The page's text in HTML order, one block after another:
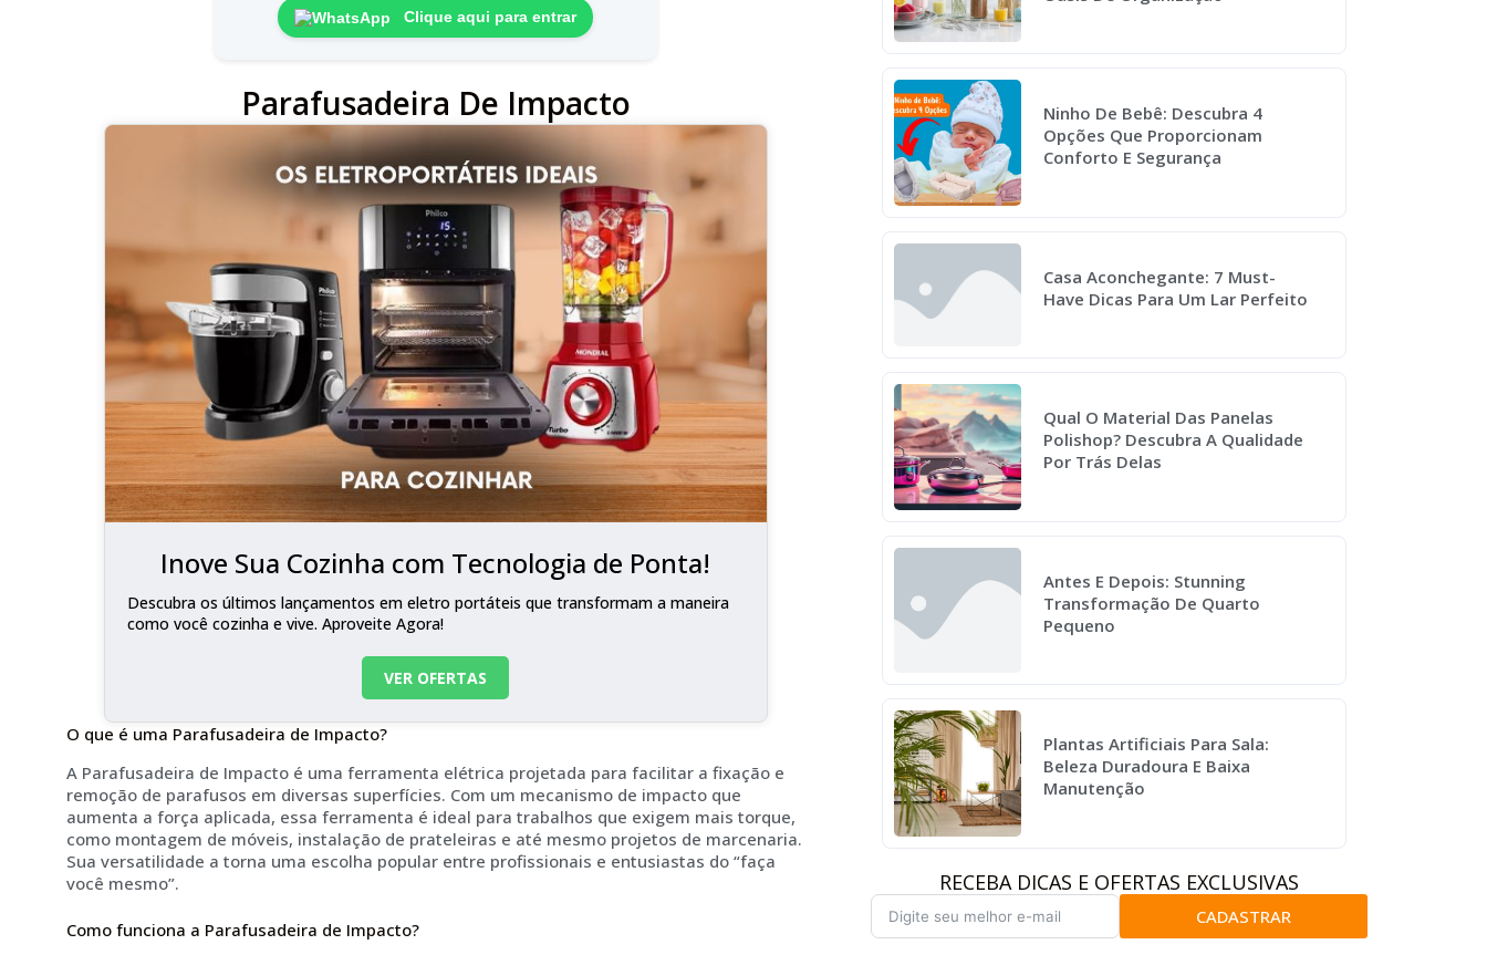
Clique aqui para entrar
Parafusadeira De Impacto
Inove Sua Cozinha com Tecnologia de Ponta!
Descubra os últimos lançamentos em eletro portáteis que transformam a maneira
como você cozinha e vive. Aproveite Agora!
VER OFERTAS
O que é uma Parafusadeira de Impacto?
A Parafusadeira de Impacto é uma ferramenta elétrica projetada para facilitar a fixação e
remoção de parafusos em diversas superfícies. Com um mecanismo de impacto que
aumenta a força aplicada, essa ferramenta é ideal para trabalhos que exigem mais torque,
como montagem de móveis, instalação de prateleiras e até mesmo projetos de marcenaria.
Sua versatilidade a torna uma escolha popular entre profissionais e entusiastas do “faça
você mesmo”.
Como funciona a Parafusadeira de Impacto?
Ninho De Bebê: Descubra 4
Opções Que Proporcionam
Conforto E Segurança
Casa Aconchegante: 7 Must-
Have Dicas Para Um Lar Perfeito
Qual O Material Das Panelas
Polishop? Descubra A Qualidade
Por Trás Delas
Antes E Depois: Stunning
Transformação De Quarto
Pequeno
Plantas Artificiais Para Sala:
Beleza Duradoura E Baixa
Manutenção
RECEBA DICAS E OFERTAS EXCLUSIVAS
CADASTRAR